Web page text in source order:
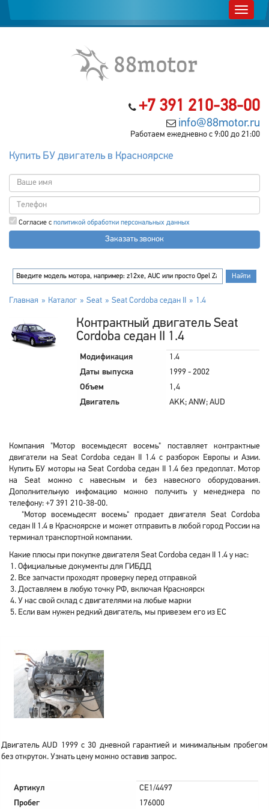
+7 391 210-38-00
info@88motor.ru
Работаем ежедневно с 9:00 до 21:00
Купить БУ двигатель в Красноярске
Согласие с политикой обработки персональных данных
Заказать звонок
Главная Каталог Seat Seat Cordoba седан II 1.4
Контрактный двигатель Seat
Cordoba седан II 1.4
Модификация
1.4
Даты выпуска
1999 - 2002
Объем
1,4
Двигатель
AKK; ANW; AUD
Компания "Мотор восемьдесят восемь" поставляет контрактные
двигатели на Seat Cordoba седан II 1.4 с разборок Европы и Азии.
Купить БУ моторы на Seat Cordoba седан II 1.4 без предоплат. Мотор
на Seat можно с навесным и без навесного оборудования.
Дополнительную инфомацию можно получить у менеджера по
телефону: +7 391 210-38-00.
"Мотор восемьдесят восемь" продает двигателя Seat Cordoba
седан II 1.4 в Красноярске и может отправить в любой город России на
терминал транспортной компании.
Какие плюсы при покупке двигателя Seat Cordoba седан II 1.4 у нас:
Официальные документы для ГИБДД
Все запчасти проходят проверку перед отправкой
Доставляем в любую точку РФ, включая Красноярск
У нас свой склад с двигателями на любые марки
Если вам нужен редкий двигатель, мы привезем его из ЕС
Двигатель AUD 1999 с 30 дневной гарантией и минимальным пробегом
без откруток. Узнать цену можно оставив запрос.
Артикул
CE1/4497
Пробег
176000